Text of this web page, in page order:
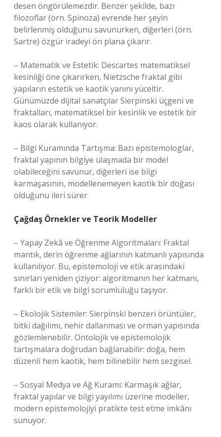
desen öngörülemezdir. Benzer şekilde, bazı
filozoflar (örn. Spinoza) evrende her şeyin
belirlenmiş olduğunu savunurken, diğerleri (örn.
Sartre) özgür iradeyi ön plana çıkarır.
– Matematik ve Estetik: Descartes matematiksel
kesinliği öne çıkarırken, Nietzsche fraktal gibi
yapıların estetik ve kaotik yanını yüceltir.
Günümüzde dijital sanatçılar Sierpinski üçgeni ve
fraktalları, matematiksel bir kesinlik ve estetik bir
kaos olarak kullanıyor.
– Bilgi Kuramında Tartışma: Bazı epistemologlar,
fraktal yapının bilgiye ulaşmada bir model
olabileceğini savunur, diğerleri ise bilgi
karmaşasının, modellenemeyen kaotik bir doğası
olduğunu ileri sürer.
Çağdaş Örnekler ve Teorik Modeller
– Yapay Zekâ ve Öğrenme Algoritmaları: Fraktal
mantık, derin öğrenme ağlarının katmanlı yapısında
kullanılıyor. Bu, epistemoloji ve etik arasındaki
sınırları yeniden çiziyor: algoritmanın her katmanı,
farklı bir etik ve bilgi sorumluluğu taşıyor.
– Ekolojik Sistemler: Sierpinski benzeri örüntüler,
bitki dağılımı, nehir dallanması ve orman yapısında
gözlemlenebilir. Ontolojik ve epistemolojik
tartışmalara doğrudan bağlanabilir: doğa, hem
düzenli hem kaotik, hem bilinebilir hem sezgisel.
– Sosyal Medya ve Ağ Kuramı: Karmaşık ağlar,
fraktal yapılar ve bilgi yayılımı üzerine modeller,
modern epistemolojiyi pratikte test etme imkânı
sunuyor.